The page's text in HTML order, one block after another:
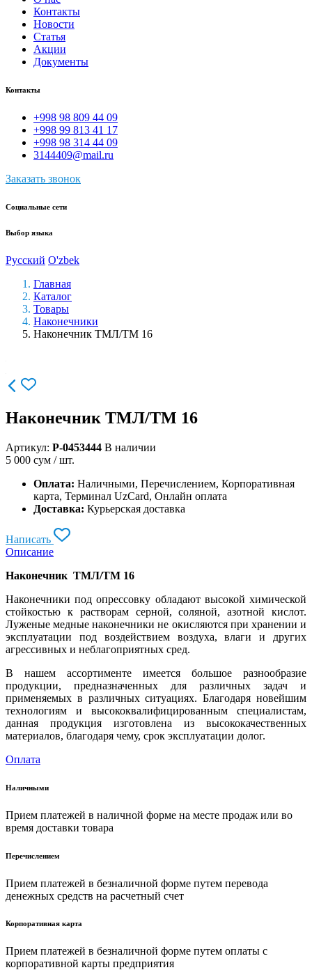
Контакты
Новости
Статья
Акции
Документы
Контакты
+998 98 809 44 09
+998 99 813 41 17
+998 98 314 44 09
3144409@mail.ru
Заказать звонок
Социальные сети
Выбор языка
Русский O'zbek
Главная
Каталог
Товары
Наконечники
Наконечник ТМЛ/ТМ 16
Наконечник ТМЛ/ТМ 16
Артикул: P-0453444 В наличии
5 000 сум / шт.
Оплата: Наличными, Перечислением, Корпоративная
карта, Терминал UzCard, Онлайн оплата
Доставка: Курьерская доставка
Написать
Описание
Наконечник ТМЛ/ТМ 16
Наконечники под опрессовку обладают высокой химической
стойкостью к растворам серной, соляной, азотной кислот.
Луженые медные наконечники не окисляются при хранении и
эксплуатации под воздействием воздуха, влаги и других
агрессивных и неблагоприятных сред.
В нашем ассортименте имеется большое разнообразие
продукции, предназначенных для различных задач и
применяемых в различных ситуациях. Благодаря новейшим
технологиям и высококвалифицированным специалистам,
данная продукция изготовлена из высококачественных
материалов, благодаря чему, срок эксплуатации долог.
Оплата
Наличными
Прием платежей в наличной форме на месте продаж или во
время доставки товара
Перечислением
Прием платежей в безналичной форме путем перевода
денежных средств на расчетный счет
Корпоративная карта
Прием платежей в безналичной форме путем оплаты с
корпоративной карты предприятия